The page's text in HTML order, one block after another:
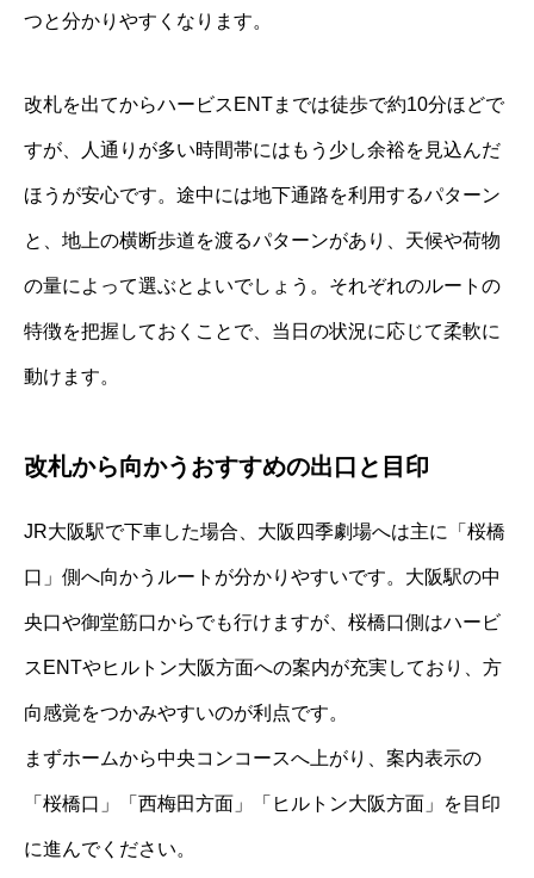
つと分かりやすくなります。
改札を出てからハービスENTまでは徒歩で約10分ほどで
すが、人通りが多い時間帯にはもう少し余裕を見込んだ
ほうが安心です。途中には地下通路を利用するパターン
と、地上の横断歩道を渡るパターンがあり、天候や荷物
の量によって選ぶとよいでしょう。それぞれのルートの
特徴を把握しておくことで、当日の状況に応じて柔軟に
動けます。
改札から向かうおすすめの出口と目印
JR大阪駅で下車した場合、大阪四季劇場へは主に「桜橋
口」側へ向かうルートが分かりやすいです。大阪駅の中
央口や御堂筋口からでも行けますが、桜橋口側はハービ
スENTやヒルトン大阪方面への案内が充実しており、方
向感覚をつかみやすいのが利点です。
まずホームから中央コンコースへ上がり、案内表示の
「桜橋口」「西梅田方面」「ヒルトン大阪方面」を目印
に進んでください。